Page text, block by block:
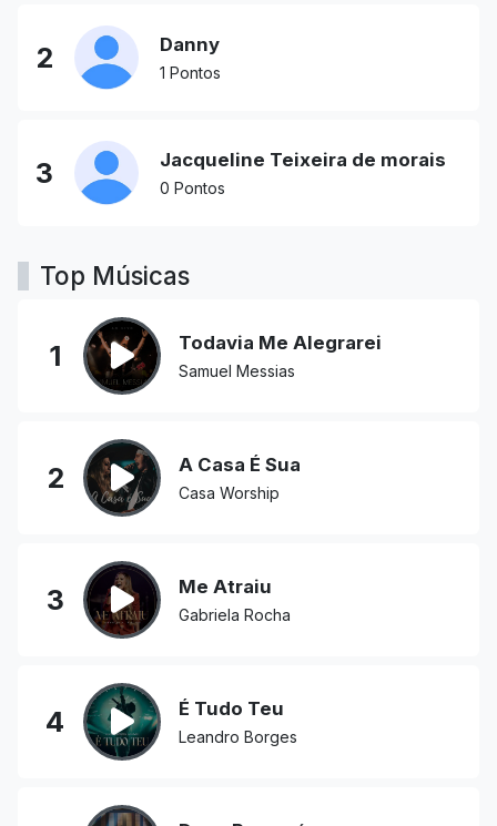
2 Danny
1 Pontos
3 Jacqueline Teixeira de morais
0 Pontos
Top Músicas
1 Todavia Me Alegrarei
Samuel Messias
2 A Casa É Sua
Casa Worship
3 Me Atraiu
Gabriela Rocha
4 É Tudo Teu
Leandro Borges